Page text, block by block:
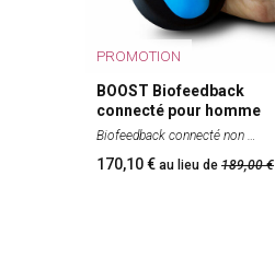
PROMOTION
BOOST Biofeedback
connecté pour homme
Biofeedback connecté non
170,10 au lieu de 189,00